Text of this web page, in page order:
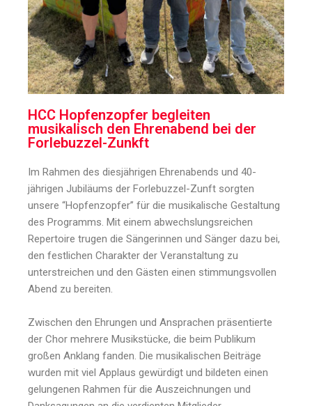
HCC Hopfenzopfer begleiten
musikalisch den Ehrenabend bei der
Forlebuzzel-Zunkft
Im Rahmen des diesjährigen Ehrenabends und 40-
jährigen Jubiläums der Forlebuzzel-Zunft sorgten
unsere “Hopfenzopfer” für die musikalische Gestaltung
des Programms. Mit einem abwechslungsreichen
Repertoire trugen die Sängerinnen und Sänger dazu bei,
den festlichen Charakter der Veranstaltung zu
unterstreichen und den Gästen einen stimmungsvollen
Abend zu bereiten.
Zwischen den Ehrungen und Ansprachen präsentierte
der Chor mehrere Musikstücke, die beim Publikum
großen Anklang fanden. Die musikalischen Beiträge
wurden mit viel Applaus gewürdigt und bildeten einen
gelungenen Rahmen für die Auszeichnungen und